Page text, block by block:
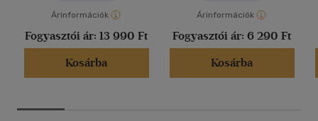
Árinformációk
Fogyasztói ár: 13 990 Ft
Kosárba
Árinformációk
Fogyasztói ár: 6 290 Ft
Kosárba